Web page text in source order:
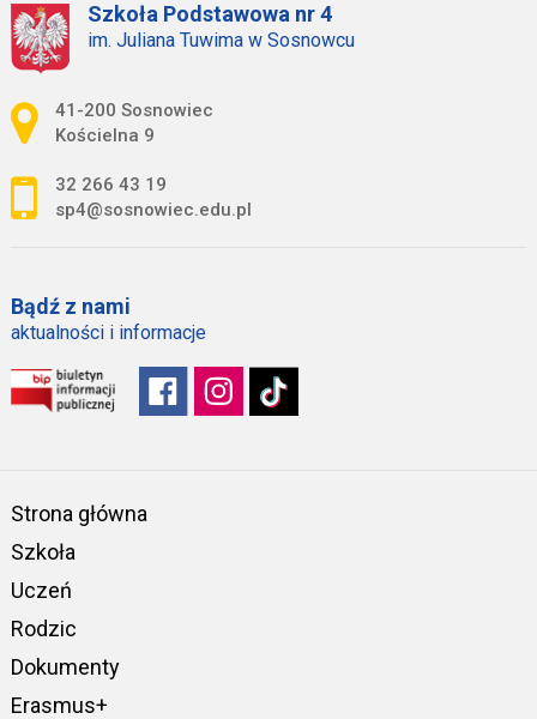
Szkoła Podstawowa nr 4
im. Juliana Tuwima w Sosnowcu
Adres pocztowy:
41-200 Sosnowiec
Kościelna 9
32 266 43 19
sp4@sosnowiec.edu.pl
Bądź z nami
aktualności i informacje
Strona główna
Szkoła
Uczeń
Rodzic
Dokumenty
Erasmus+